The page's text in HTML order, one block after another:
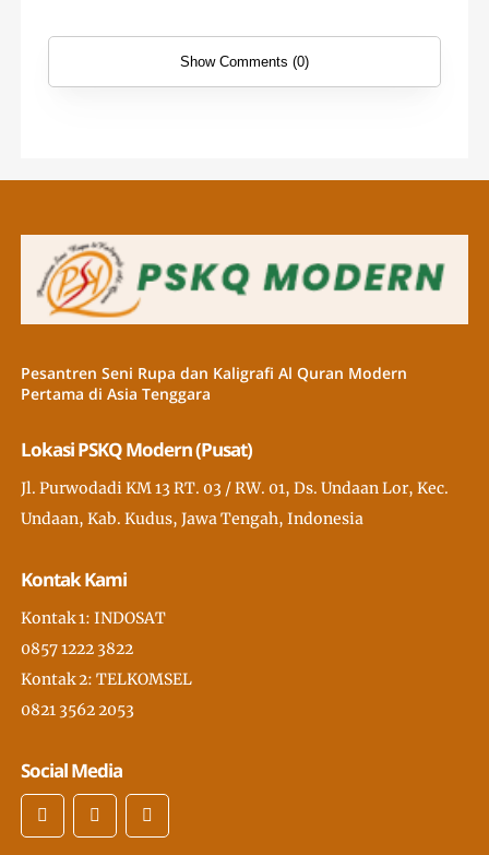
Show Comments (0)
Pesantren Seni Rupa dan Kaligrafi Al Quran Modern
Pertama di Asia Tenggara
Lokasi PSKQ Modern (Pusat)
Jl. Purwodadi KM 13 RT. 03 / RW. 01, Ds. Undaan Lor, Kec.
Undaan, Kab. Kudus, Jawa Tengah, Indonesia
Kontak Kami
Kontak 1: INDOSAT
0857 1222 3822
Kontak 2: TELKOMSEL
0821 3562 2053
Social Media